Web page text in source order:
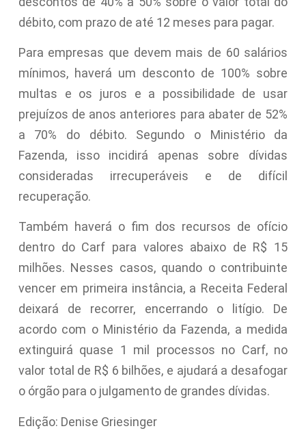
débito, com prazo de até 12 meses para pagar.
Para empresas que devem mais de 60 salários
mínimos, haverá um desconto de 100% sobre
multas e os juros e a possibilidade de usar
prejuízos de anos anteriores para abater de 52%
a 70% do débito. Segundo o Ministério da
Fazenda, isso incidirá apenas sobre dívidas
consideradas irrecuperáveis e de difícil
recuperação.
Também haverá o fim dos recursos de ofício
dentro do Carf para valores abaixo de R$ 15
milhões. Nesses casos, quando o contribuinte
vencer em primeira instância, a Receita Federal
deixará de recorrer, encerrando o litígio. De
acordo com o Ministério da Fazenda, a medida
extinguirá quase 1 mil processos no Carf, no
valor total de R$ 6 bilhões, e ajudará a desafogar
o órgão para o julgamento de grandes dívidas.
Edição: Denise Griesinger